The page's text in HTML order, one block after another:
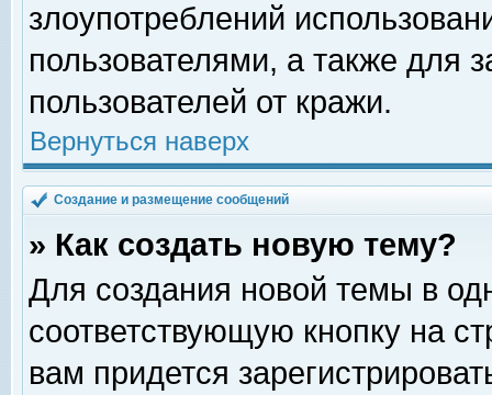
злоупотреблений
пользователями, а также для
пользователей от кражи.
Вернуться наверх
Создание и размещение сообщений
» Как создать новую тему?
Для создания новой темы в
соответствующую кнопку на
вам придется